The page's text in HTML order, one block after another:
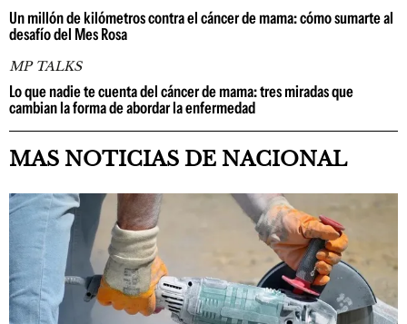
Un millón de kilómetros contra el cáncer de mama: cómo sumarte al
desafío del Mes Rosa
MP TALKS
Lo que nadie te cuenta del cáncer de mama: tres miradas que
cambian la forma de abordar la enfermedad
MAS NOTICIAS DE NACIONAL